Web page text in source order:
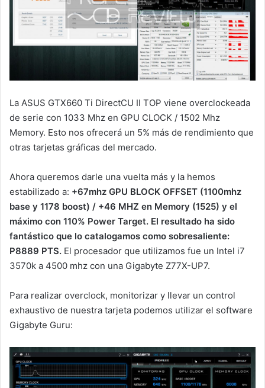
La ASUS GTX660 Ti DirectCU II TOP viene overclockeada
de serie con 1033 Mhz en GPU CLOCK / 1502 Mhz
Memory. Esto nos ofrecerá un 5% más de rendimiento que
otras tarjetas gráficas del mercado.
Ahora queremos darle una vuelta más y la hemos
estabilizado a: +67mhz GPU BLOCK OFFSET (1100mhz
base y 1178 boost) / +46 MHZ en Memory (1525) y el
máximo con 110% Power Target. El resultado ha sido
fantástico que lo catalogamos como sobresaliente:
P8889 PTS. El procesador que utilizamos fue un Intel i7
3570k a 4500 mhz con una Gigabyte Z77X-UP7.
Para realizar overclock, monitorizar y llevar un control
exhaustivo de nuestra tarjeta podemos utilizar el software
Gigabyte Guru: